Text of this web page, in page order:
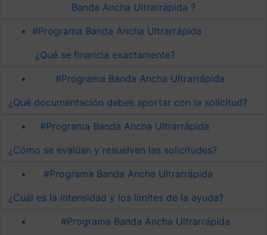
Banda Ancha Ultrarrápida ?
#Programa Banda Ancha Ultrarrápida
¿Qué se financia exactamente?
#Programa Banda Ancha Ultrarrápida
¿Qué documentación debes aportar con la solicitud?
#Programa Banda Ancha Ultrarrápida
¿Cómo se evalúan y resuelven las solicitudes?
#Programa Banda Ancha Ultrarrápida
¿Cuál es la intensidad y los límites de la ayuda?
#Programa Banda Ancha Ultrarrápida